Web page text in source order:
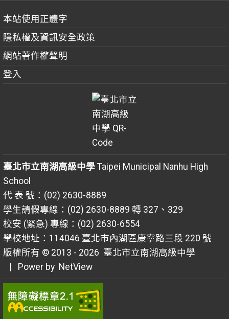
本站使用正體字
隱私權及資訊安全政策
網站著作權聲明
登入
臺北市立南湖高級中學Taipei Municipal Nanhu High
School
代 表 號：(02) 2630-8889
學生請假專線：(02) 2630-8889 轉 327、329
校安 (緊急) 專線：(02) 2630-6554
學校地址：114046 臺北市內湖區康寧路三段 220 號
版權所有 © 2013 - 2026 臺北市立南湖高級中學
| Power by NetView